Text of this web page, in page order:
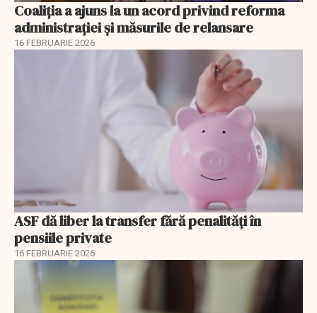
Coaliția a ajuns la un acord privind reforma
administrației și măsurile de relansare
16 FEBRUARIE 2026
ASF dă liber la transfer fără penalități în
pensiile private
16 FEBRUARIE 2026